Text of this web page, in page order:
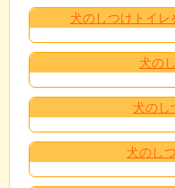
犬のしつけトイレ
犬の
犬のし
犬のし